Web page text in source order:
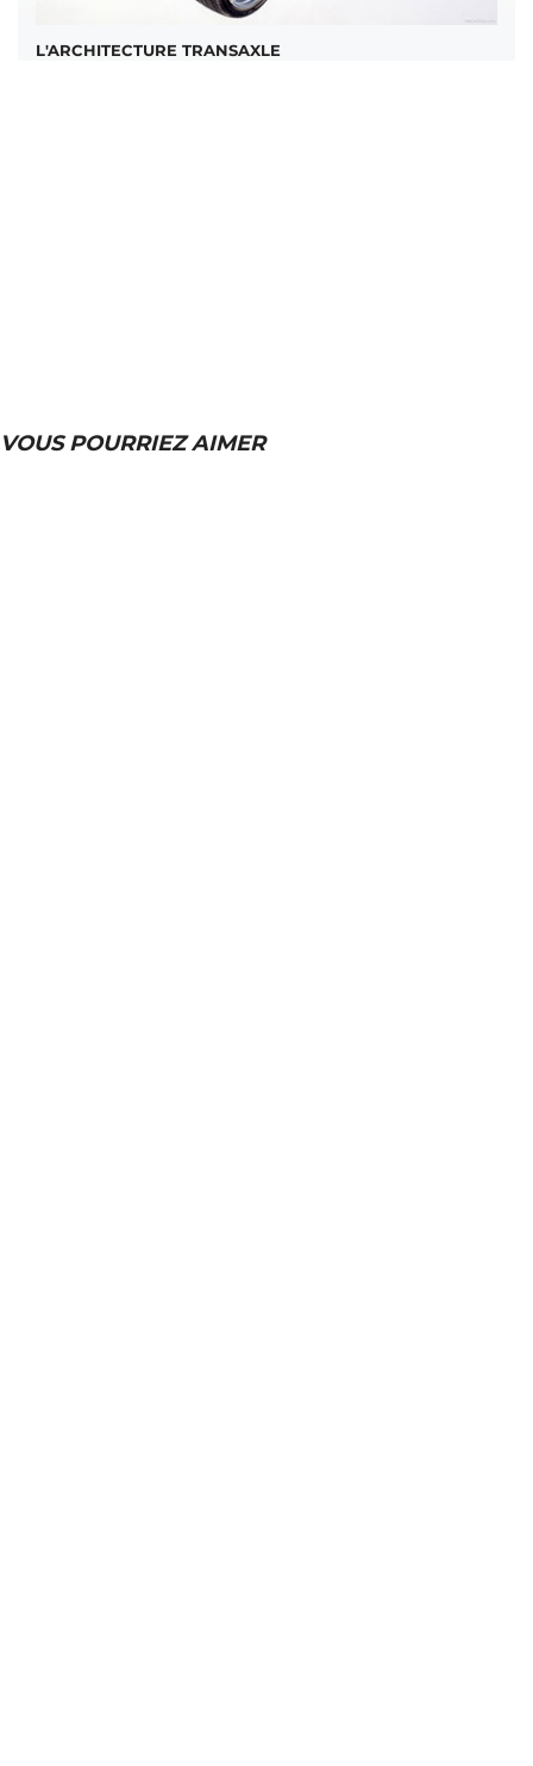
L'ARCHITECTURE TRANSAXLE
VOUS POURRIEZ AIMER